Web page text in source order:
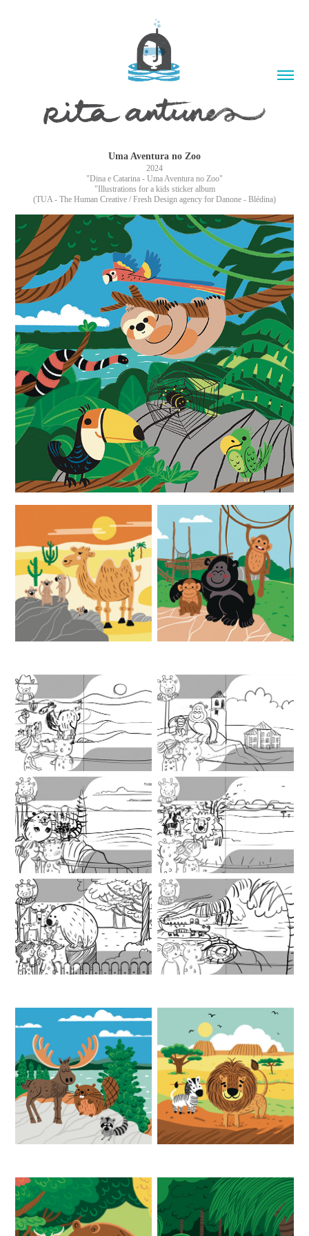
Uma Aventura no Zoo
2024
"Dina e Catarina - Uma Aventura no Zoo"
"Illustrations for a kids sticker album
(TUA - The Human Creative / Fresh Design agency for Danone - Blédina)